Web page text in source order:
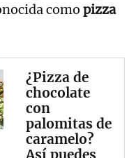
como pizza
¿Pizza de
chocolate
con
palomitas de
caramelo?